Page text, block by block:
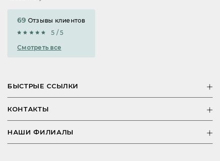
69 Отзывы клиентов
5 / 5
Смотреть все
БЫСТРЫЕ ССЫЛКИ
КОНТАКТЫ
НАШИ ФИЛИАЛЫ